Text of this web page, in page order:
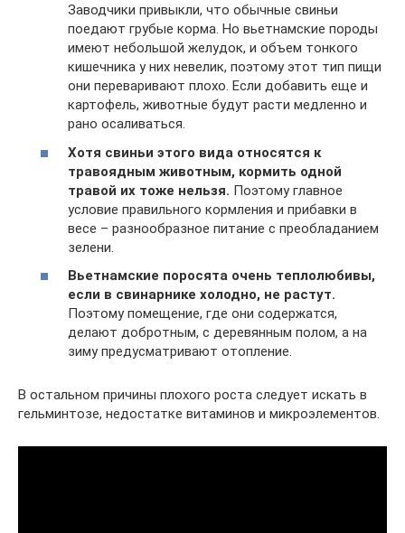
Заводчики привыкли, что обычные свиньи
поедают грубые корма. Но вьетнамские породы
имеют небольшой желудок, и объем тонкого
кишечника у них невелик, поэтому этот тип пищи
они переваривают плохо. Если добавить еще и
картофель, животные будут расти медленно и
рано осаливаться.
Хотя свиньи этого вида относятся к
травоядным животным, кормить одной
травой их тоже нельзя. Поэтому главное
условие правильного кормления и прибавки в
весе – разнообразное питание с преобладанием
зелени.
Вьетнамские поросята очень теплолюбивы,
если в свинарнике холодно, не растут.
Поэтому помещение, где они содержатся,
делают добротным, с деревянным полом, а на
зиму предусматривают отопление.
В остальном причины плохого роста следует искать в
гельминтозе, недостатке витаминов и микроэлементов.